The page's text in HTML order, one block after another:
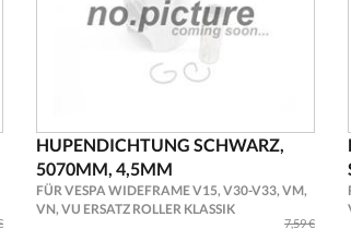
HUPENDICHTUNG SCHWARZ,
5070MM, 4,5MM
FÜR VESPA WIDEFRAME V15, V30-V33, VM,
VN, VU ERSATZ ROLLER KLASSIK
7,59 €